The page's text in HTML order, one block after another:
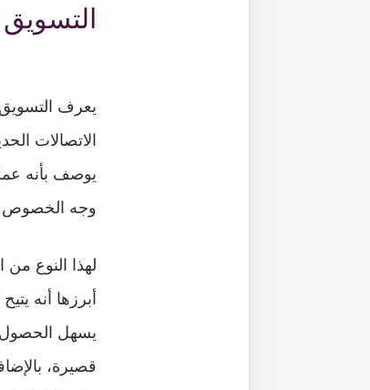
يعرف التسويق
الاتصالات
يوصف بأنه
وجه الخصوص
لهذا النوع
أبرزها أنه
يسهل الحصول
قصيرة،